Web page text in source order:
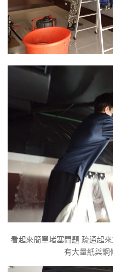
看起來簡單堵塞問題 疏通起
有大量紙與鋼